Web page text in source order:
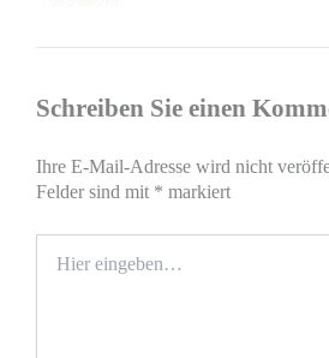
Schreiben Sie einen
Ihre E-Mail-Adresse wird nicht
Felder sind mit * markiert
eingeben…